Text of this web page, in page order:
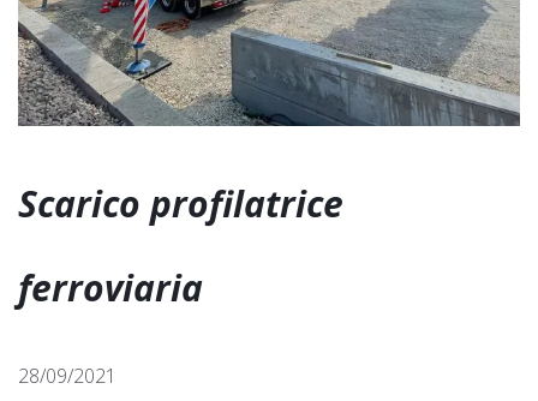
Scarico profilatrice
ferroviaria
28/09/2021